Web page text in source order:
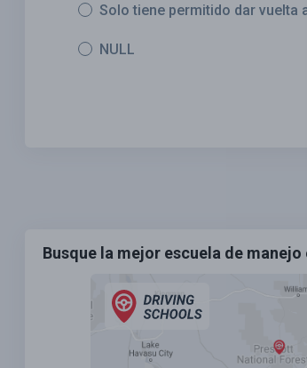
Solo tiene permitido dar vuelta
NULL
Busque la mejor escuela de